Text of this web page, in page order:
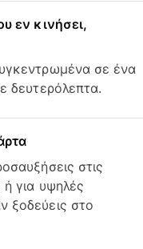
εν κινήσει,
σε ένα
δευτερόλεπτα.
στις
ή για υψηλές
ξοδεύεις στο